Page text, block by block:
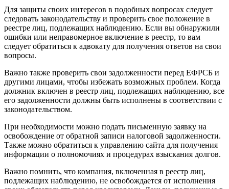
Для защиты своих интересов в подобных вопросах следует
следовать законодательству и проверить свое положение в
реестре лиц, подлежащих наблюдению. Если вы обнаружили
ошибки или неправомерное включение в реестр, то вам
следует обратиться к адвокату для получения ответов на свои
вопросы.
Важно также проверить свои задолженности перед ЕФРСБ и
другими лицами, чтобы избежать возможных проблем. Когда
должник включен в реестр лиц, подлежащих наблюдению, все
его задолженности должны быть исполнены в соответствии с
законодательством.
При необходимости можно подать письменную заявку на
освобождение от обратной записи налоговой задолженности.
Также можно обратиться к управлению сайта для получения
информации о полномочиях и процедурах взыскания долгов.
Важно помнить, что компания, включенная в реестр лиц,
подлежащих наблюдению, не освобождается от исполнения